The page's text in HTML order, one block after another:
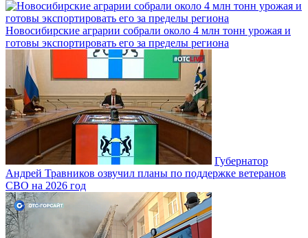
Новосибирские аграрии собрали около 4 млн тонн урожая и
готовы экспортировать его за пределы региона
Губернатор
Андрей Травников озвучил планы по поддержке ветеранов
СВО на 2026 год